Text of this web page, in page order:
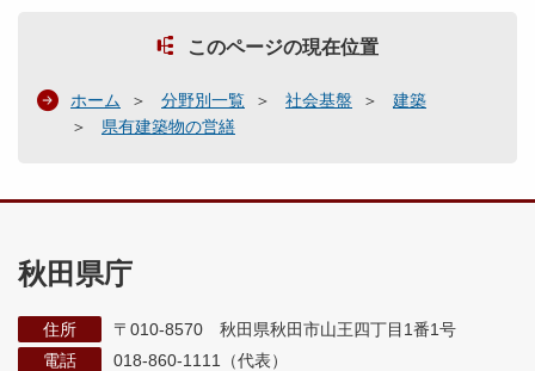
このページの現在位置
ホーム 分野別一覧 社会基盤
建築
県有建築物の営繕
秋田県庁
住所
〒010-8570 秋田県秋田市山王四丁目1番1号
電話
018-860-1111（代表）